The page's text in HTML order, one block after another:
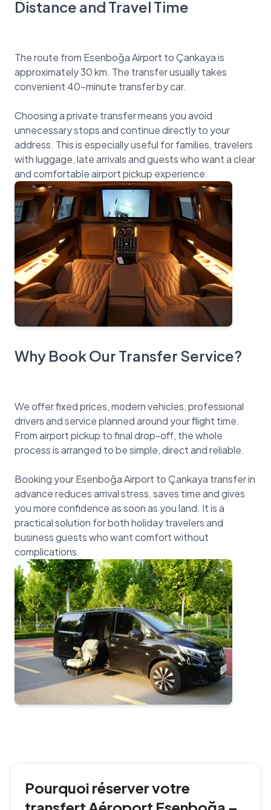
Distance and Travel Time
The route from Esenboğa Airport to Çankaya is
approximately 30 km. The transfer usually takes
convenient 40-minute transfer by car.
Choosing a private transfer means you avoid
unnecessary stops and continue directly to your
address. This is especially useful for families, travelers
with luggage, late arrivals and guests who want a clear
Why Book Our Transfer Service?
We offer fixed prices, modern vehicles, professional
drivers and service planned around your flight time.
From airport pickup to final drop-off, the whole
process is arranged to be simple, direct and reliable.
Booking your Esenboğa Airport to Çankaya transfer in
advance reduces arrival stress, saves time and gives
you more confidence as soon as you land. It is a
practical solution for both holiday travelers and
business guests who want comfort without
Pourquoi réserver votre